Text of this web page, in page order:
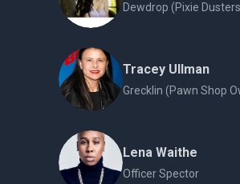
Dewdrop (Pixie
Tracey Ullman
Grecklin (Pawn Shop
Lena Waithe
Officer Spector